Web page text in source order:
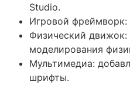
Studio.
Игровой фреймворк:
Физический
моделирования
Мультимедиа:
шрифты.